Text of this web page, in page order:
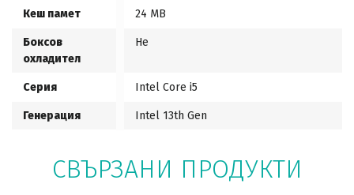
Кеш памет 24 MB
Боксов
охладител
Не
Серия Intel Core i5
Генерация Intel 13th Gen
СВЪРЗАНИ ПРОДУКТИ